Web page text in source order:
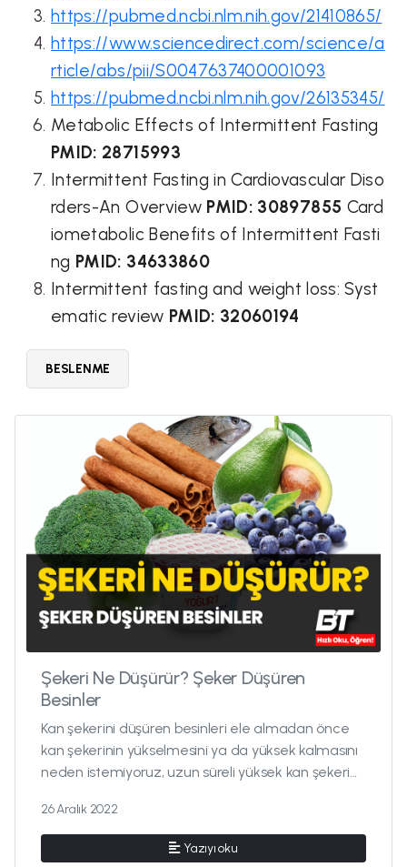
https://pubmed.ncbi.nlm.nih.gov/21410865/
https://www.sciencedirect.com/science/a
rticle/abs/pii/S0047637400001093
https://pubmed.ncbi.nlm.nih.gov/26135345/
Metabolic Effects of Intermittent Fasting
PMID: 28715993
Intermittent Fasting in Cardiovascular Diso
rders-An OverviewPMID: 30897855 Card
iometabolic Benefits of Intermittent Fasti
ng PMID: 34633860
Intermittent fasting and weight loss: Syst
ematic review PMID: 32060194
BESLENME
Şekeri Ne Düşürür? Şeker Düşüren
Besinler
Kan şekerini düşüren besinleri ele almadan önce
kan şekerinin yükselmesini ya da yüksek kalmasını
neden istemiyoruz, uzun süreli yüksek kan şekeri
26 Aralık 2022
Yazıyı oku